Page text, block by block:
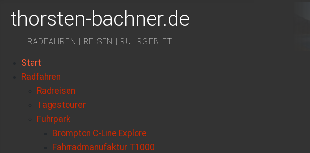
thorsten-bachner.de
RADFAHREN | REISEN | RUHRGEBIET
Start
Radfahren
Radreisen
Tagestouren
Fuhrpark
Brompton C-Line Explore
Fahrradmanufaktur T1000